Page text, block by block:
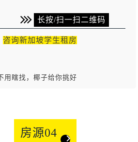
长按/扫一扫二维码
咨询新加坡学生租房
用瞎找，椰子给你挑好
房源04